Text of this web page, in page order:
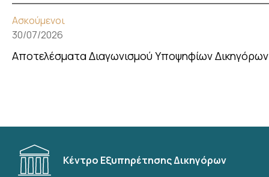
Ασκούμενοι
30/07/2026
Αποτελέσματα Διαγωνισμού Υποψηφίων
Κέντρο Εξυπηρέτησης Δικηγόρων